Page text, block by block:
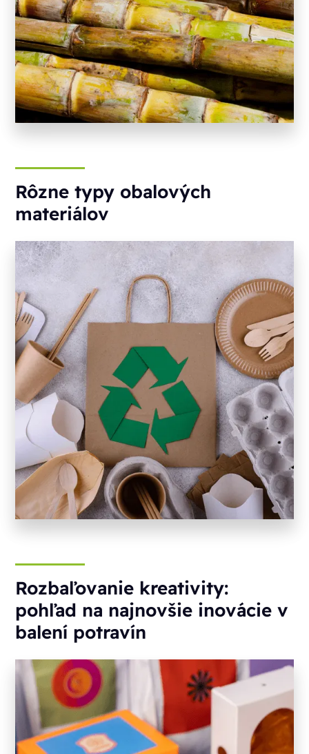
Rôzne typy obalových
materiálov
Rozbaľovanie kreativity:
pohľad na najnovšie inovácie v
balení potravín